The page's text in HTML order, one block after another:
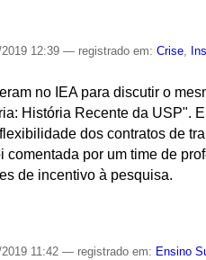
2019 12:39— registrado em:Crise
no IEA para discutir o
História Recente da USP".
dos contratos de
por um time de
de incentivo à pesquisa.
2019 11:42— registrado em: Ensino